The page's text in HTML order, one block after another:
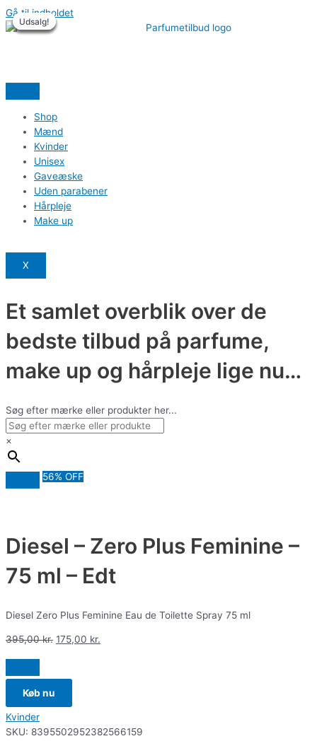
Gå til indholdet
Shop
Mænd
Kvinder
Unisex
Gaveæske
Uden parabener
Hårpleje
Make up
X
Et samlet overblik over de
bedste tilbud på parfume,
make up og hårpleje lige nu…
Søg efter mærke eller produkter her...
×
56% OFF
Diesel – Zero Plus Feminine –
75 ml – Edt
Diesel Zero Plus Feminine Eau de Toilette Spray 75 ml
395,00kr. 175,00 kr.
Køb nu
Kvinder
SKU: 8395502952382566159
Udsalg!
Udsalg!
Udsalg!
Udsalg!
Udsalg!
Udsalg!